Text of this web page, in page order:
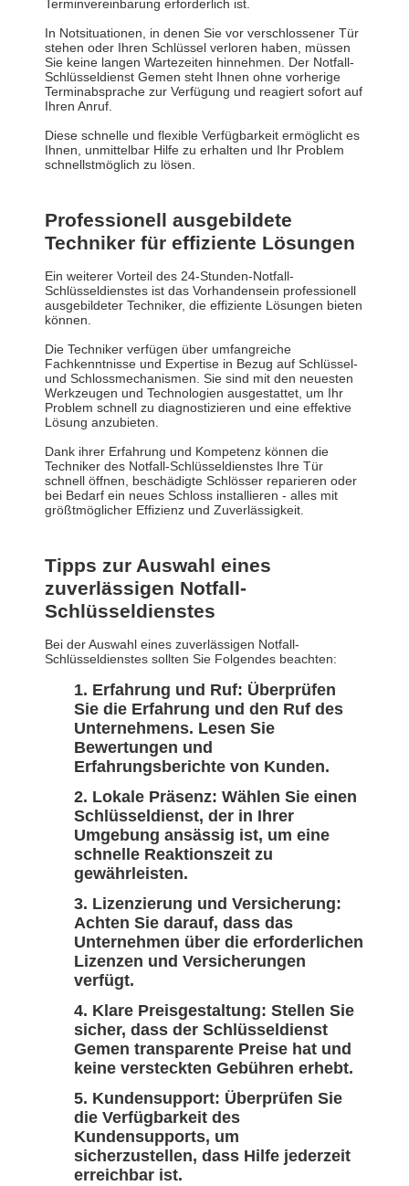
Terminvereinbarung erforderlich ist.
In Notsituationen, in denen Sie vor verschlossener Tür
stehen oder Ihren Schlüssel verloren haben, müssen
Sie keine langen Wartezeiten hinnehmen. Der Notfall-
Schlüsseldienst Gemen steht Ihnen ohne vorherige
Terminabsprache zur Verfügung und reagiert sofort auf
Ihren Anruf.
Diese schnelle und flexible Verfügbarkeit ermöglicht es
Ihnen, unmittelbar Hilfe zu erhalten und Ihr Problem
schnellstmöglich zu lösen.
Professionell ausgebildete
Techniker für effiziente Lösungen
Ein weiterer Vorteil des 24-Stunden-Notfall-
Schlüsseldienstes ist das Vorhandensein professionell
ausgebildeter Techniker, die effiziente Lösungen bieten
können.
Die Techniker verfügen über umfangreiche
Fachkenntnisse und Expertise in Bezug auf Schlüssel-
und Schlossmechanismen. Sie sind mit den neuesten
Werkzeugen und Technologien ausgestattet, um Ihr
Problem schnell zu diagnostizieren und eine effektive
Lösung anzubieten.
Dank ihrer Erfahrung und Kompetenz können die
Techniker des Notfall-Schlüsseldienstes Ihre Tür
schnell öffnen, beschädigte Schlösser reparieren oder
bei Bedarf ein neues Schloss installieren - alles mit
größtmöglicher Effizienz und Zuverlässigkeit.
Tipps zur Auswahl eines
zuverlässigen Notfall-
Schlüsseldienstes
Bei der Auswahl eines zuverlässigen Notfall-
Schlüsseldienstes sollten Sie Folgendes beachten:
Erfahrung und Ruf: Überprüfen
Sie die Erfahrung und den Ruf des
Unternehmens. Lesen Sie
Bewertungen und
Erfahrungsberichte von Kunden.
Lokale Präsenz: Wählen Sie einen
Schlüsseldienst, der in Ihrer
Umgebung ansässig ist, um eine
schnelle Reaktionszeit zu
gewährleisten.
Lizenzierung und Versicherung:
Achten Sie darauf, dass das
Unternehmen über die erforderlichen
Lizenzen und Versicherungen
verfügt.
Klare Preisgestaltung: Stellen Sie
sicher, dass der Schlüsseldienst
Gemen transparente Preise hat und
keine versteckten Gebühren erhebt.
Kundensupport: Überprüfen Sie
die Verfügbarkeit des
Kundensupports, um
sicherzustellen, dass Hilfe jederzeit
erreichbar ist.